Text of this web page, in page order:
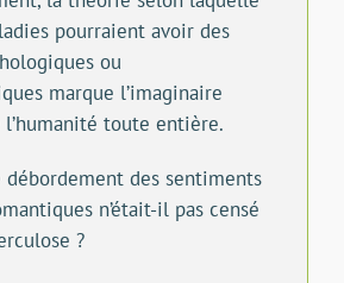
pourraient avoir des
ou
marque l’imaginaire
toute entière.
des sentiments
n’était-il pas censé
?